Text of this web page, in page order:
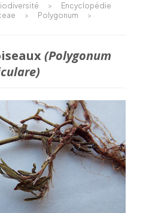
>
Encyclopédie
> Polygonum
>
(Polygonum